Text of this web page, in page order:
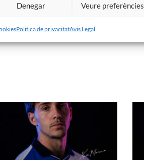
Denegar Veure preferències
Politica de privacitatAvis Legal
plegats